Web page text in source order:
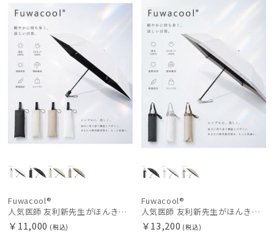
価格の高い
順
価格の低い
順
人気順
売上点数順
お気に入り
荷
X
Fuwacool®
人気医師 友利新先生がほんきで作った”絶対に忘れない誰でも日傘”ワンタッチ開閉日傘【晴雨兼用折りたたみ日傘】フワクール® (Fuwacool®) 雨の日OK 軽量 遮光100% UV100％
￥11,000 (税込)
料
Fuwacool®
人気医師 友利新先生がほんきで作った”絶対に忘れない誰でも日傘” 50【晴雨兼用折りたたみ日傘】フワクール® (Fuwacool®) 雨の日OK 軽量 遮光100% UV100%
￥13,200 (税込)